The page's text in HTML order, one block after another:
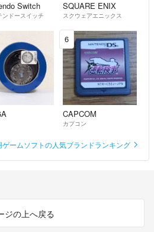
Switch
ンドースイッチ
SQUARE ENIX
スクウェアエニックス
6
CAPCOM
カプコン
ゲームソフトの人気ブランドランキング
ジの上へ戻る